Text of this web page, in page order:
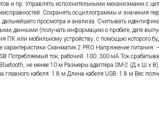
и пр. Управлять исполнительными механизмами с
Сохранять осциллограммы и значения
просмотра и анализа. Считывать
данными (получать информацию о пробеге, дате
ПК или мобильному устройству, с помощью которого
характеристики Сканматик 2 PRO Напряжение питания:
Потребляемый ток, рабочий: 100..300 мА Ток
не менее:10 м Размеры адаптера SM-2 (Д x Ш x
кабеля: 1.8 м Длина кабеля USB: 1.8 м Вес